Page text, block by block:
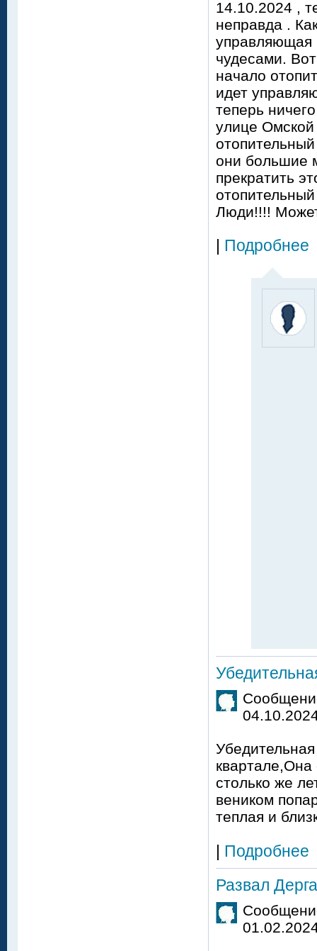
14.10.2024 ,
неправда .
управляющая
чудесами.
начало
идет
теперь
улице Омской
они большие
прекратить
Люди!!!!
Подробнее
квартале,Она
столько же
веником
теплая и
| Подробнее
Развал